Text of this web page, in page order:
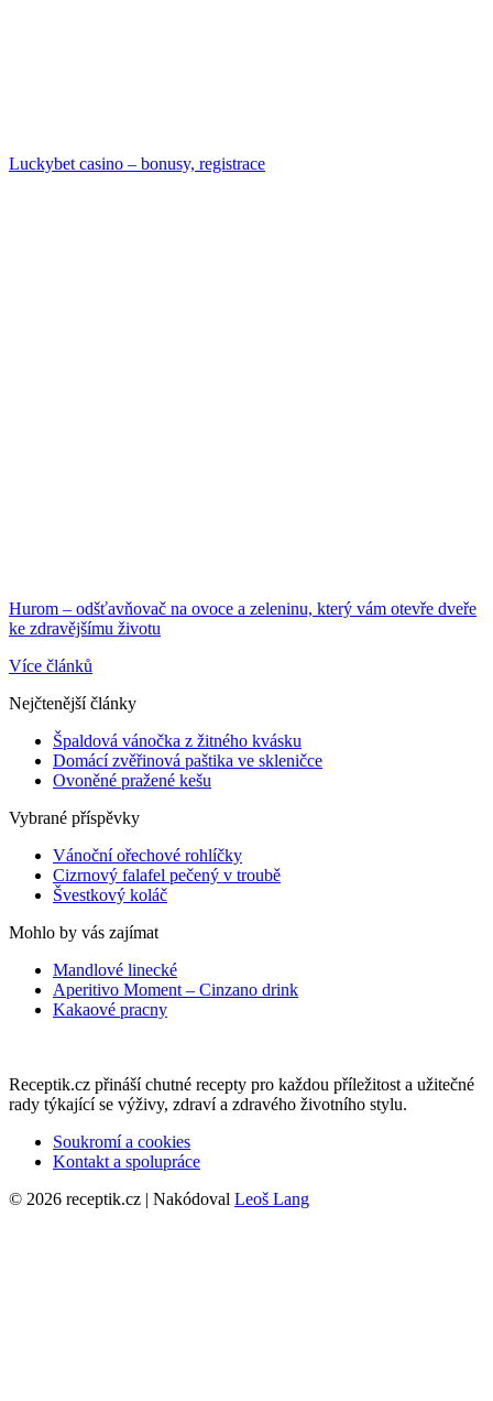
Luckybet casino – bonusy, registrace
Hurom – odšťavňovač na ovoce a zeleninu, který vám otevře dveře
ke zdravějšímu životu
Více článků
Nejčtenější články
Špaldová vánočka z žitného kvásku
Domácí zvěřinová paštika ve skleničce
Ovoněné pražené kešu
Vybrané příspěvky
Vánoční ořechové rohlíčky
Cizrnový falafel pečený v troubě
Švestkový koláč
Mohlo by vás zajímat
Mandlové linecké
Aperitivo Moment – Cinzano drink
Kakaové pracny
Receptik.cz přináší chutné recepty pro každou příležitost a užitečné
rady týkající se výživy, zdraví a zdravého životního stylu.
Soukromí a cookies
Kontakt a spolupráce
© 2026 receptik.cz | Nakódoval Leoš Lang